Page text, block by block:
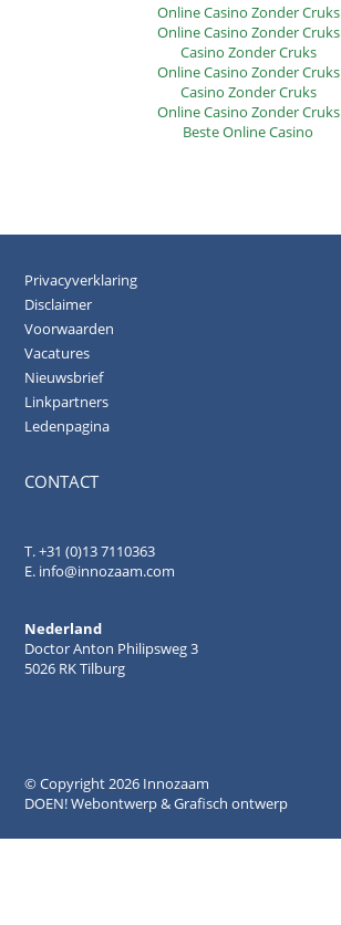
Online Casino Zonder Cruks
Online Casino Zonder Cruks
Casino Zonder Cruks
Online Casino Zonder Cruks
Casino Zonder Cruks
Online Casino Zonder Cruks
Beste Online Casino
Privacyverklaring
Disclaimer
Voorwaarden
Vacatures
Nieuwsbrief
Linkpartners
Ledenpagina
CONTACT
T. +31 (0)13 7110363
E. info@innozaam.com
Nederland
Doctor Anton Philipsweg 3
5026 RK Tilburg
© Copyright2026 Innozaam
DOEN! Webontwerp & Grafisch ontwerp